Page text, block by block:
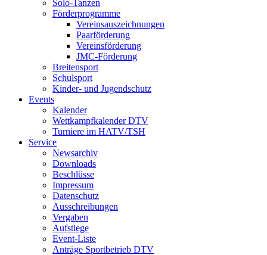
Solo-Tanzen
Förderprogramme
Vereinsauszeichnungen
Paarförderung
Vereinsförderung
JMC-Förderung
Breitensport
Schulsport
Kinder- und Jugendschutz
Events
Kalender
Wettkampfkalender DTV
Turniere im HATV/TSH
Service
Newsarchiv
Downloads
Beschlüsse
Impressum
Datenschutz
Ausschreibungen
Vergaben
Aufstiege
Event-Liste
Anträge Sportbetrieb DTV